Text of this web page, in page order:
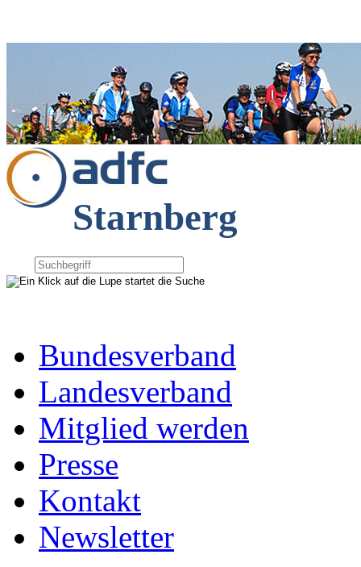
Starnberg
Bundesverband
Landesverband
Mitglied werden
Presse
Kontakt
Newsletter